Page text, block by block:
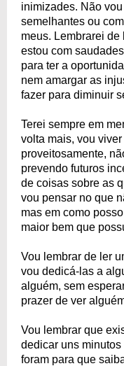
inimizades. Não
semelhantes ou
meus. Lembrarei
estou com
para ter a
nem amargar as
fazer para diminuir
Terei sempre em
volta mais, vou
proveitosamente,
prevendo futuros
de coisas sobre as
vou pensar no que
mas em como
maior bem que
Vou lembrar de ler
vou dedicá-las a
alguém, sem
prazer de ver
Vou lembrar que
dedicar uns
foram para que